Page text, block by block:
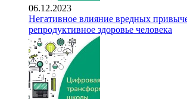
06.12.2023
Негативное влияние вредных
репродуктивное здоровье человека